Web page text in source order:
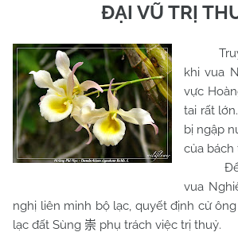
ĐẠI VŨ TRỊ
khi vua
vực
tai rất
bị ngập
của bách
Để trị
vua
nghị liên minh bộ lạc, quyết định cử ông
lạc đất Sùng 崇 phụ trách việc trị thuỷ.